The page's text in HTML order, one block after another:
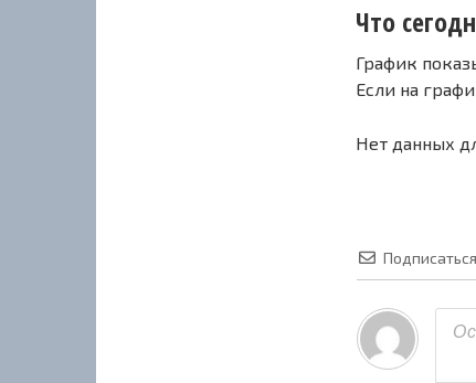
Что
График
Если на
Нет данных
Подписаться